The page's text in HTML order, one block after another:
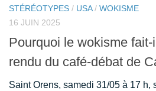
STÉRÉOTYPES / USA/ WOKISME
16 JUIN 2025
Pourquoi le wokisme
rendu du café-débat de
Saint Orens, samedi 31/05 à 17 h,